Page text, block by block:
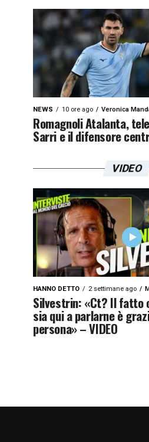
NEWS 10 ore ago Veronica
Romagnoli Atalanta,
Sarri e il difensore
VIDEO
HANNO DETTO 2 settimane ago
Silvestrin: «Ct? Il fatto
sia qui a parlarne è
persona» – VIDEO